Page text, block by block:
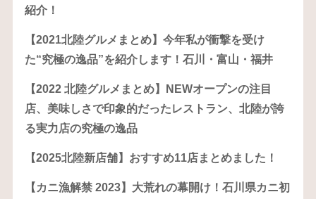
紹介！
【2021北陸グルメまとめ】今年私が衝撃を受け
た“究極の逸品”を紹介します！石川・富山・福井
【2022 北陸グルメまとめ】NEWオープンの注目
店、美味しさで印象的だったレストラン、北陸が誇
る実力店の究極の逸品
【2025北陸新店舗】おすすめ11店まとめました！
【カニ漁解禁 2023】大荒れの幕開け！石川県カニ初